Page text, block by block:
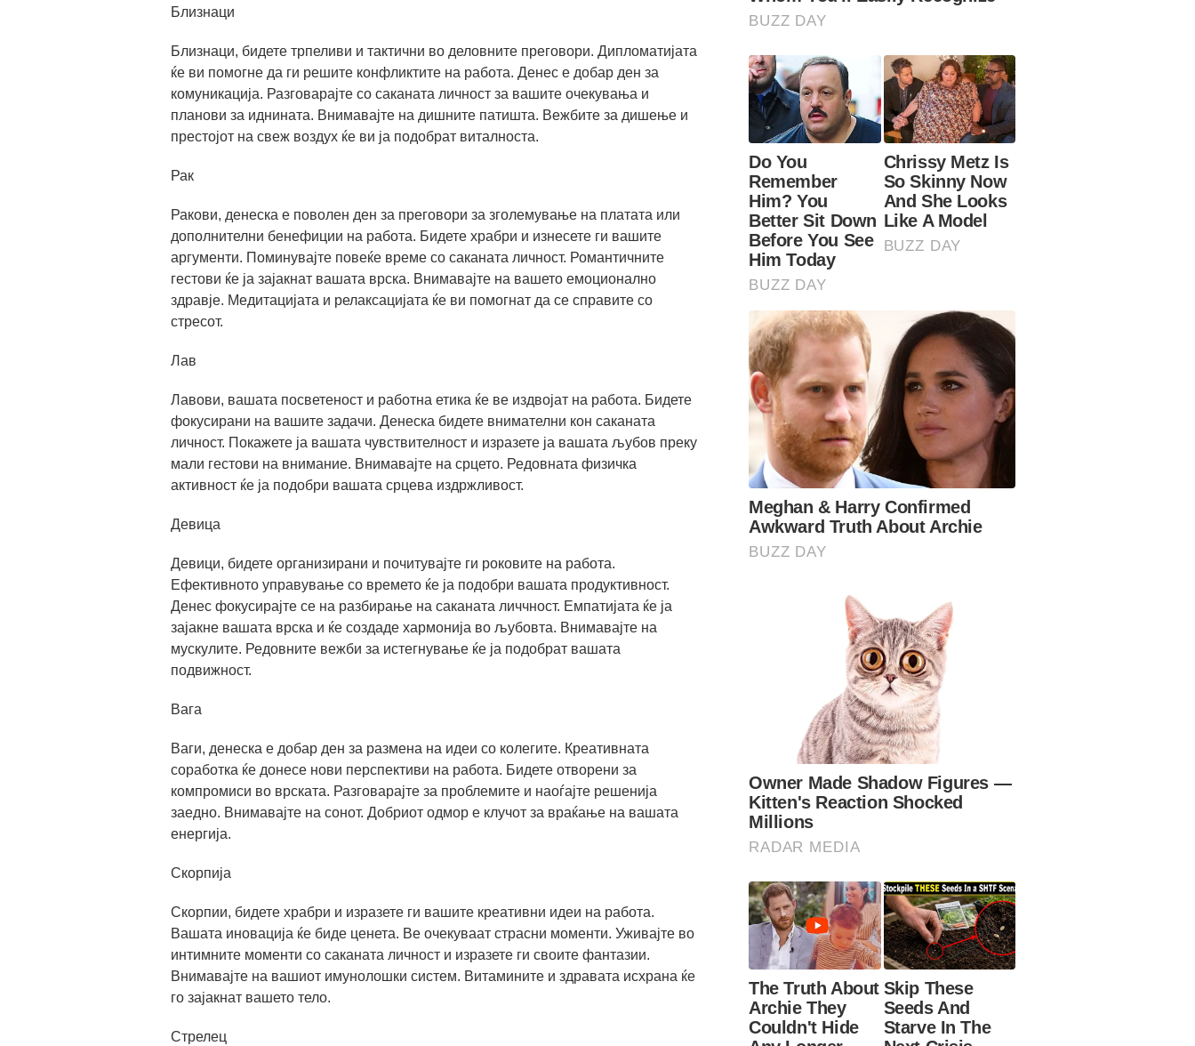
Близнаци
Близнаци, бидете трпеливи и тактични во деловните преговори. Дипломатијата
ќе ви помогне да ги решите конфликтите на работа. Денес е добар ден за
комуникација. Разговарајте со саканата личност за вашите очекувања и
планови за иднината. Внимавајте на дишните патишта. Вежбите за дишење и
престојот на свеж воздух ќе ви ја подобрат виталноста.
Рак
Ракови, денеска е поволен ден за преговори за зголемување на платата или
дополнителни бенефиции на работа. Бидете храбри и изнесете ги вашите
аргументи. Поминувајте повеќе време со саканата личност. Романтичните
гестови ќе ја зајакнат вашата врска. Внимавајте на вашето емоционално
здравје. Медитацијата и релаксацијата ќе ви помогнат да се справите со
стресот.
Лав
Лавови, вашата посветеност и работна етика ќе ве издвојат на работа. Бидете
фокусирани на вашите задачи. Денеска бидете внимателни кон саканата
личност. Покажете ја вашата чувствителност и изразете ја вашата љубов преку
мали гестови на внимание. Внимавајте на срцето. Редовната физичка
активност ќе ја подобри вашата срцева издржливост.
Девица
Девици, бидете организирани и почитувајте ги роковите на работа.
Ефективното управување со времето ќе ја подобри вашата продуктивност.
Денес фокусирајте се на разбирање на саканата личчност. Емпатијата ќе ја
зајакне вашата врска и ќе создаде хармонија во љубовта. Внимавајте на
мускулите. Редовните вежби за истегнување ќе ја подобрат вашата
подвижност.
Вага
Ваги, денеска е добар ден за размена на идеи со колегите. Креативната
соработка ќе донесе нови перспективи на работа. Бидете отворени за
компромиси во врската. Разговарајте за проблемите и наоѓајте решенија
заедно. Внимавајте на сонот. Добриот одмор е клучот за враќање на вашата
енергија.
Скорпија
Скорпии, бидете храбри и изразете ги вашите креативни идеи на работа.
Вашата иновација ќе биде ценета. Ве очекуваат страсни моменти. Уживајте во
интимните моменти со саканата личност и изразете ги своите фантазии.
Внимавајте на вашиот имунолошки систем. Витамините и здравата исхрана ќе
го зајакнат вашето тело.
Стрелец